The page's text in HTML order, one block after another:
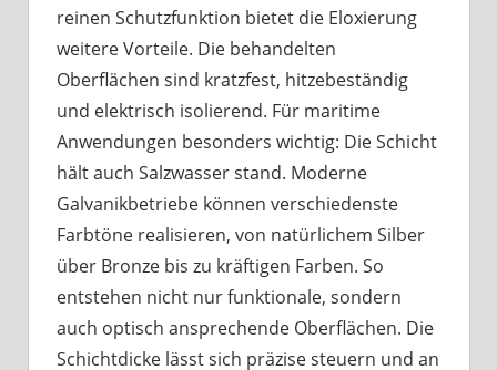
reinen Schutzfunktion bietet die Eloxierung
weitere Vorteile. Die behandelten
Oberflächen sind kratzfest, hitzebeständig
und elektrisch isolierend. Für maritime
Anwendungen besonders wichtig: Die Schicht
hält auch Salzwasser stand. Moderne
Galvanikbetriebe können verschiedenste
Farbtöne realisieren, von natürlichem Silber
über Bronze bis zu kräftigen Farben. So
entstehen nicht nur funktionale, sondern
auch optisch ansprechende Oberflächen. Die
Schichtdicke lässt sich präzise steuern und an